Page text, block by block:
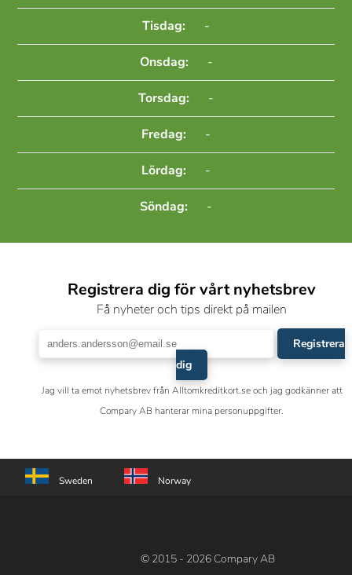
Tisdag: -
Onsdag: -
Torsdag: -
Fredag: -
Lördag: -
Söndag: -
Registrera dig för vårt nyhetsbrev
Få nyheter och tips direkt på mailen
Registrera
dig
Jag vill ta emot nyhetsbrev från Alltomkreditkort.se och jag godkänner att
Compary AB hanterar mina personuppgifter.
Sweden Norway
© 2015 - 2026 Compary AB